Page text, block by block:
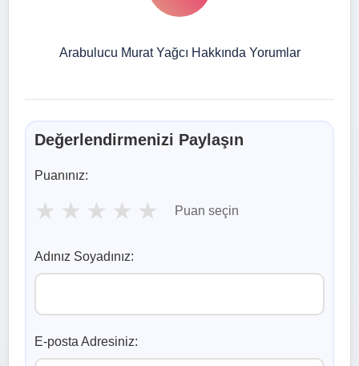
Arabulucu Murat Yağcı Hakkında Yorumlar
Değerlendirmenizi Paylaşın
Puanınız:
★ ★ ★ ★ ★ Puan seçin
Adınız Soyadınız:
E-posta Adresiniz: